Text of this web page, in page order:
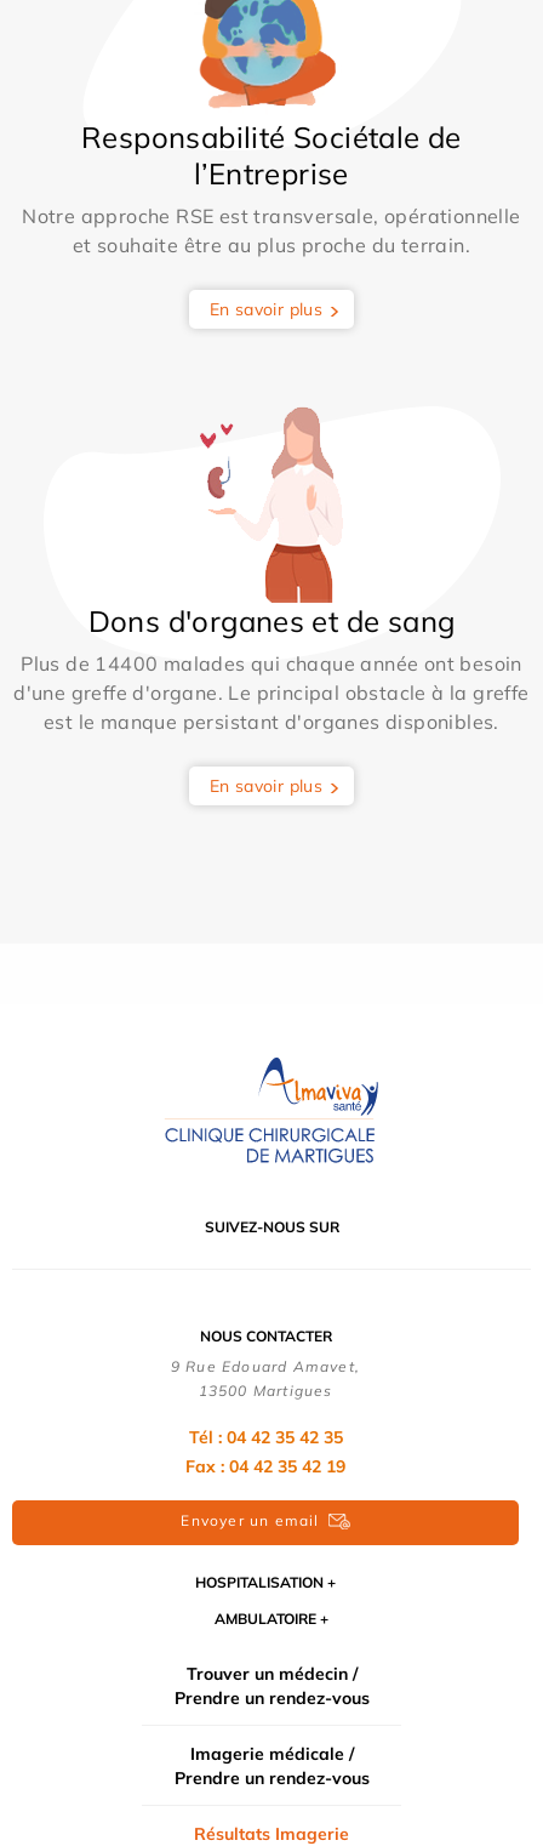
Responsabilité Sociétale de
l’Entreprise
Notre approche RSE est transversale, opérationnelle
et souhaite être au plus proche du terrain.
En savoir plus
Dons d'organes et de sang
Plus de 14400 malades qui chaque année ont besoin
d'une greffe d'organe. Le principal obstacle à la greffe
est le manque persistant d'organes disponibles.
En savoir plus
SUIVEZ-NOUS SUR
NOUS CONTACTER
9 Rue Edouard Amavet,
13500 Martigues
Tél : 04 42 35 42 35
Fax : 04 42 35 42 19
Envoyer un email
HOSPITALISATION
AMBULATOIRE
Trouver un médecin /
Prendre un rendez-vous
Imagerie médicale /
Prendre un rendez-vous
Résultats Imagerie